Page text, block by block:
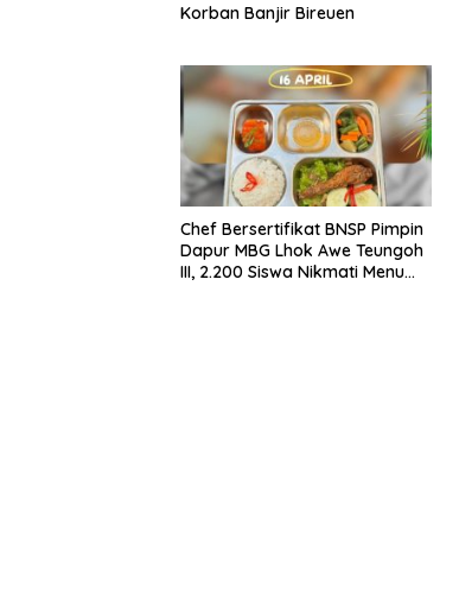
Korban Banjir Bireuen
Chef Bersertifikat BNSP Pimpin
Dapur MBG Lhok Awe Teungoh
III, 2.200 Siswa Nikmati Menu